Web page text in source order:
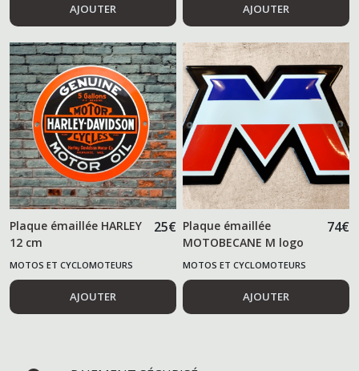
AJOUTER AJOUTER
Plaque émaillée HARLEY
12 cm
25€
MOTOS ET CYCLOMOTEURS
AJOUTER
Plaque émaillée
MOTOBECANE M logo
74€
MOTOS ET CYCLOMOTEURS
AJOUTER